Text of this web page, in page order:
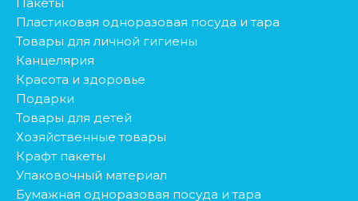
Пластиковая одноразовая посуда и тара
Товары для личной гигиены
Канцелярия
Красота и здоровье
Подарки
Товары для детей
Хозяйственные товары
Крафт пакеты
Упаковочный материал
Бумажная одноразовая посуда и тара